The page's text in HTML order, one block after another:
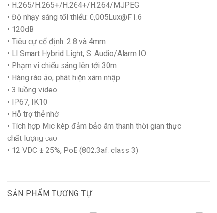
• H.265/H.265+/H.264+/H.264/MJPEG
• Độ nhạy sáng tối thiểu: 0,005Lux@F1.6
• 120dB
• Tiêu cự cố định: 2.8 và 4mm
• LI:Smart Hybrid Light, S: Audio/Alarm IO
• Phạm vi chiếu sáng lên tới 30m
• Hàng rào ảo, phát hiện xâm nhập
• 3 luồng video
• IP67, IK10
• Hỗ trợ thẻ nhớ
• Tích hợp Mic kép đảm bảo âm thanh thời gian thực
chất lượng cao
• 12 VDC ± 25%, PoE (802.3af, class 3)
SẢN PHẨM TƯƠNG TỰ